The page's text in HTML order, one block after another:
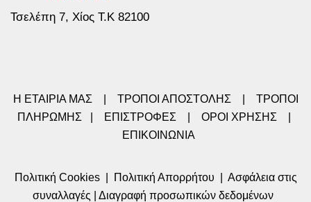
Τσελέπη 7, Χίος Τ.Κ 82100
Η ΕΤΑΙΡΙΑ ΜΑΣ ΤΡΟΠΟΙ ΑΠΟΣΤΟΛΗΣ
ΤΡΟΠΟΙ
ΠΛΗΡΩΜΗΣ
ΕΠΙΣΤΡΟΦΕΣ ΟΡΟΙ ΧΡΗΣΗΣ
ΕΠΙΚΟΙΝΩΝΙΑ
Πολιτική Cookies| Πολιτική Απορρήτου
Ασφάλεια στις
συναλλαγές
Διαγραφή προσωπικών δεδομένων